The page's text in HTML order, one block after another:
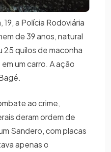
a Polícia Rodoviária
de 39 anos, natural
quilos de maconha
um carro. A ação
ao crime,
deram ordem de
Sandero, com placas
apenas o